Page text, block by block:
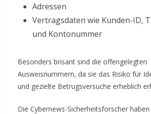
Adressen
Vertragsdaten wie Kunden-ID,
und Kontonummer
Besonders brisant sind die offengelegten
Ausweisnummern, da sie das Risiko für
und gezielte Betrugsversuche erheblich
Die Cybernews-Sicherheitsforscher